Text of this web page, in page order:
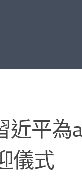
近平為
儀式